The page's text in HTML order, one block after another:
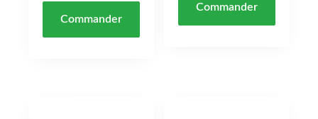
Commander
Commander